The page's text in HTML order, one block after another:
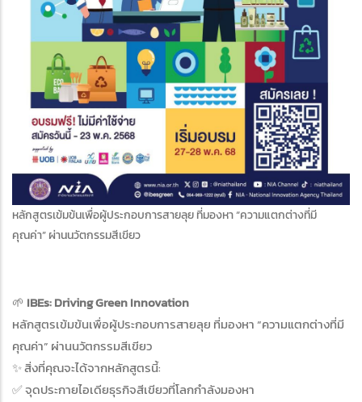
หลักสูตรเข้มข้นเพื่อผู้ประกอบการสายลุย ที่มองหา “ความแตกต่างที่มี
คุณค่า” ผ่านนวัตกรรมสีเขียว
🌱 IBEs: Driving Green Innovation
หลักสูตรเข้มข้นเพื่อผู้ประกอบการสายลุย ที่มองหา “ความแตกต่างที่มี
คุณค่า” ผ่านนวัตกรรมสีเขียว
✨ สิ่งที่คุณจะได้จากหลักสูตรนี้:
✅ จุดประกายไอเดียธุรกิจสีเขียวที่โลกกำลังมองหา